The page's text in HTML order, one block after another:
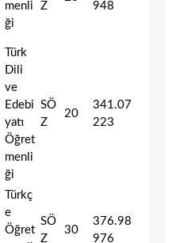
menli
ği
Z
948
Türk
Dili
ve
Edebi
yatı
Öğret
menli
ği
SÖ
Z
20
341.07
223
Türkç
e
Öğret
SÖ
Z
30
376.98
976